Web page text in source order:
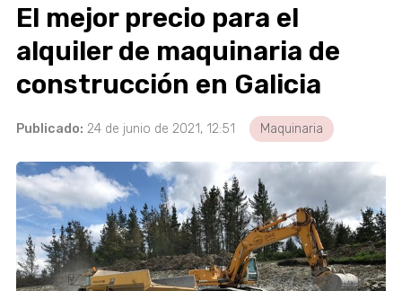
El mejor precio para el
alquiler de maquinaria de
construcción en Galicia
Publicado: 24 de junio de 2021, 12:51 Maquinaria